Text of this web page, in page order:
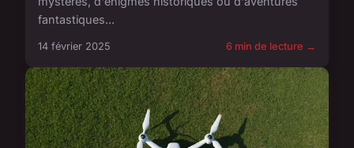
fantastiques...
14 février 2025 6 min de lecture →